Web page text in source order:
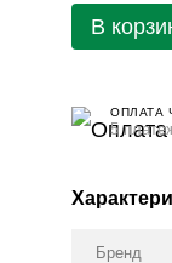
В
ОПЛАТА
5
Бренд